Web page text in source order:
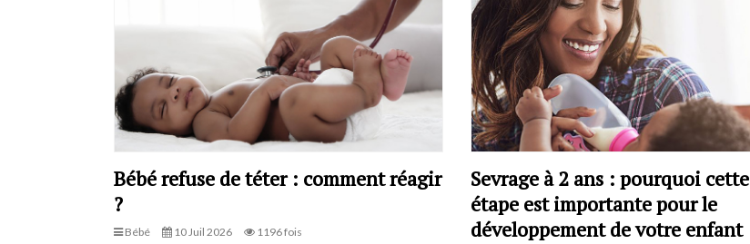
Bébé refuse de téter : comment réagir
?
Bébé 10 Juil 2026 1196 fois
Sevrage à 2 ans : pourquoi cette
étape est importante pour le
développement de votre enfant